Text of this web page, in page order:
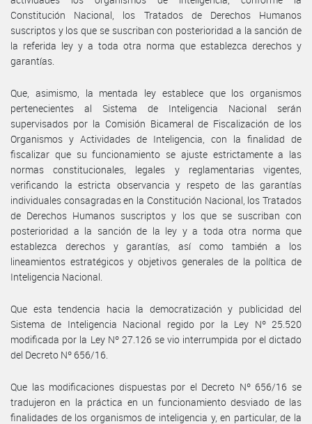
Constitución Nacional, los Tratados de Derechos Humanos
suscriptos y los que se suscriban con posterioridad a la sanción de
la referida ley y a toda otra norma que establezca derechos y
garantías.
Que, asimismo, la mentada ley establece que los organismos
pertenecientes al Sistema de Inteligencia Nacional serán
supervisados por la Comisión Bicameral de Fiscalización de los
Organismos y Actividades de Inteligencia, con la finalidad de
fiscalizar que su funcionamiento se ajuste estrictamente a las
normas constitucionales, legales y reglamentarias vigentes,
verificando la estricta observancia y respeto de las garantías
individuales consagradas en la Constitución Nacional, los Tratados
de Derechos Humanos suscriptos y los que se suscriban con
posterioridad a la sanción de la ley y a toda otra norma que
establezca derechos y garantías, así como también a los
lineamientos estratégicos y objetivos generales de la política de
Inteligencia Nacional.
Que esta tendencia hacia la democratización y publicidad del
Sistema de Inteligencia Nacional regido por la Ley Nº 25.520
modificada por la Ley Nº 27.126 se vio interrumpida por el dictado
del Decreto Nº 656/16.
Que las modificaciones dispuestas por el Decreto Nº 656/16 se
tradujeron en la práctica en un funcionamiento desviado de las
finalidades de los organismos de inteligencia y, en particular, de la